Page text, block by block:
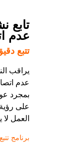
تابع
عدم
تتبع
يراقب
عدم
بمجرد
على
العمل
برنامج